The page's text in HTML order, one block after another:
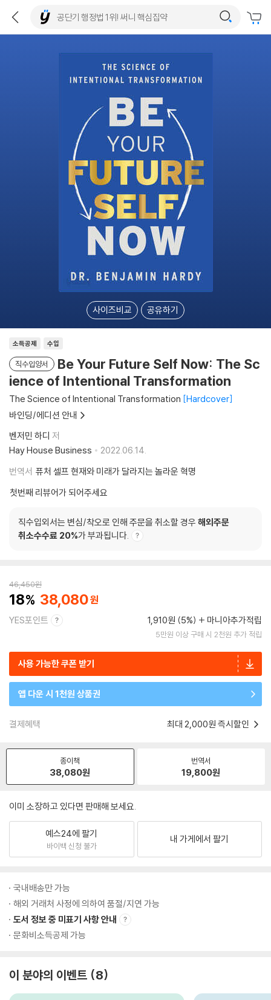
사이즈비교 공유하기
소득공제 수입
직수입양서
Be Your Future Self Now: The Sc
ience of Intentional Transformation
The Science of Intentional Transformation Hardcover
바인딩/에디션 안내
벤저민 하디 저
Hay House Business
2022.06.14.
번역서 퓨처 셀프 현재와 미래가 달라지는 놀라운 혁명
첫번째 리뷰어가 되어주세요
직수입외서는 변심/착오로 인해 주문을 취소할 경우 해외주문
취소수수료 20%가 부과됩니다.
46,450원
18 38,080
YES포인트 1,910원 (5%) 마니아추가적립
5만원 이상 구매 시 2천원 추가 적립
사용 가능한 쿠폰 받기
앱 다운 시 1천원 상품권
결제혜택 최대 2,000원 즉시할인
종이책
38,080원
번역서
19,800원
이미 소장하고 있다면 판매해 보세요.
예스24에 팔기
바이백 신청 불가
내 가게에서 팔기
국내배송만 가능
해외 거래처 사정에 의하여 품절/지연 가능
도서 정보 중 미표기 사항 안내
문화비소득공제 가능
이 분야의 이벤트 8